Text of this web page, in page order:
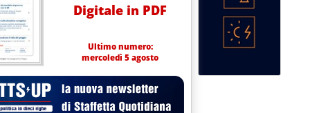
Digitale in PDF
Ultimo numero:
mercoledì 5 agosto